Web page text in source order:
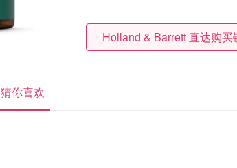
Holland & Barrett 直达购买
猜你喜欢